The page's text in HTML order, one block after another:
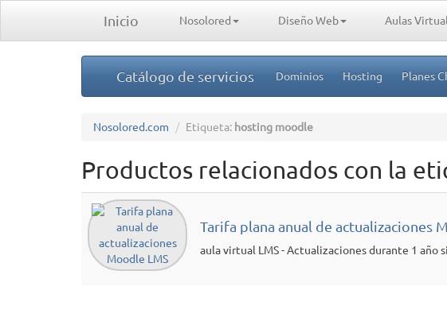
Inicio Nosolored Diseño Web Aulas
Catálogo de servicios Dominios Hosting Planes
Nosolored.com Etiqueta: hosting moodle
Productos relacionados con la
Tarifa plana anual de actualizaciones
aula virtual LMS - Actualizaciones durante 1 año